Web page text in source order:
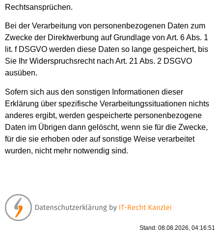
Rechtsansprüchen.
Bei der Verarbeitung von personenbezogenen Daten zum
Zwecke der Direktwerbung auf Grundlage von Art. 6 Abs. 1
lit. f DSGVO werden diese Daten so lange gespeichert, bis
Sie Ihr Widerspruchsrecht nach Art. 21 Abs. 2 DSGVO
ausüben.
Sofern sich aus den sonstigen Informationen dieser
Erklärung über spezifische Verarbeitungssituationen nichts
anderes ergibt, werden gespeicherte personenbezogene
Daten im Übrigen dann gelöscht, wenn sie für die Zwecke,
für die sie erhoben oder auf sonstige Weise verarbeitet
wurden, nicht mehr notwendig sind.
Stand: 08.08.2026, 04:16:51